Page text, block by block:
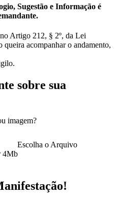
Sugestão e Informação é
Artigo 212, § 2º, da Lei
queira acompanhar o andamento,
sobre sua
imagem?
Escolha o Arquivo
4Mb